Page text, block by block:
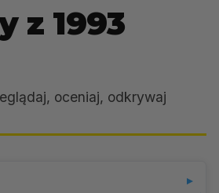
z 1993
oceniaj, odkrywaj
▼